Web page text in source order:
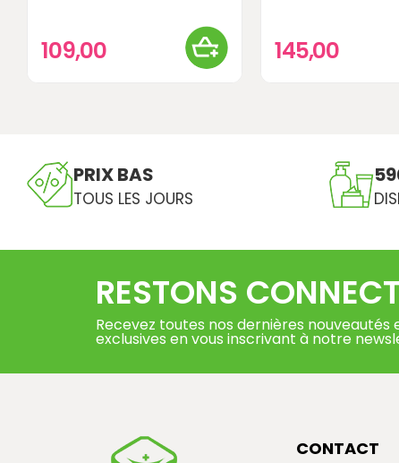
109,00 145,00
PRIX BAS
TOUS LES JOURS
RESTONS
Recevez toutes nos dernières nouveautés
exclusives en vous inscrivant à notre
CONTACT